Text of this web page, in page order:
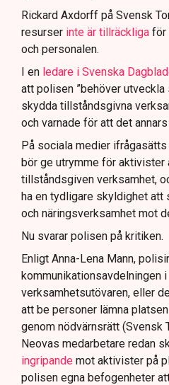
att navigera juridiska
Rickard Axdorff på Svensk
resurser inte är tillräckliga för
och personalen.
I en ledare i Svenska
att polisen ”behöver
skydda tillståndsgivna
och varnade för att det
På sociala medier
bör ge utrymme för aktivister
tillståndsgiven verksamhet,
ha en tydligare skyldighet att
och näringsverksamhet mot
Nu svarar polisen på kritiken.
Enligt Anna-Lena Mann,
kommunikationsavdelningen
verksamhetsutövaren, eller
att be personer lämna
genom nödvärnsrätt (Svensk
Neovas medarbetare redan
ingripande mot aktivister på
polisen egna befogenheter